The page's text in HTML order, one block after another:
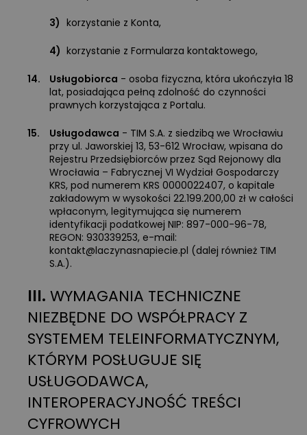
3) korzystanie z Konta,
4) korzystanie z Formularza kontaktowego,
14. Usługobiorca - osoba fizyczna, która ukończyła 18
lat, posiadająca pełną zdolność do czynności
prawnych korzystająca z Portalu.
15. Usługodawca - TIM S.A. z siedzibą we Wrocławiu
przy ul. Jaworskiej 13, 53-612 Wrocław, wpisana do
Rejestru Przedsiębiorców przez Sąd Rejonowy dla
Wrocławia – Fabrycznej VI Wydział Gospodarczy
KRS, pod numerem KRS 0000022407, o kapitale
zakładowym w wysokości 22.199.200,00 zł w całości
wpłaconym, legitymująca się numerem
identyfikacji podatkowej NIP: 897-000-96-78,
REGON: 930339253, e-mail:
kontakt@laczynasnapiecie.pl (dalej również TIM
S.A.).
III. WYMAGANIA TECHNICZNE
NIEZBĘDNE DO WSPÓŁPRACY Z
SYSTEMEM TELEINFORMATYCZNYM,
KTÓRYM POSŁUGUJE SIĘ
USŁUGODAWCA,
INTEROPERACYJNOŚĆ TREŚCI
CYFROWYCH